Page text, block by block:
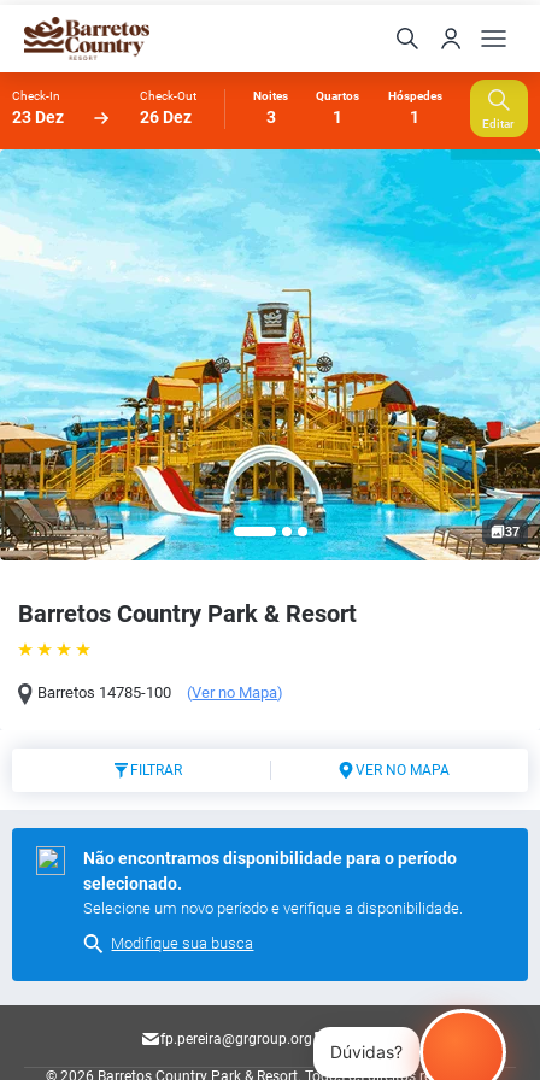
Check-In
23 Dez
Check-Out
26 Dez
Noites
3
Quartos
1
Hóspedes
1 Editar
Barretos Country Park & Resort
Barretos 14785-100 (Ver no Mapa)
37
FILTRAR VER NO MAPA
Não encontramos disponibilidade para o período
selecionado.
Selecione um novo período e verifique a disponibilidade.
Modifique sua busca
fp.pereira@grgroup.org
© 2026 Barretos Country Park & Resort. Todos os direitos reservados.
Dúvidas?
Xuxinha
Online agora